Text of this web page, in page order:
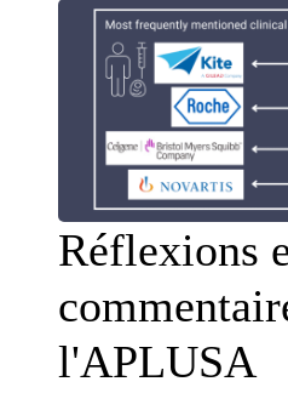
Réflexions
l'APLUSA